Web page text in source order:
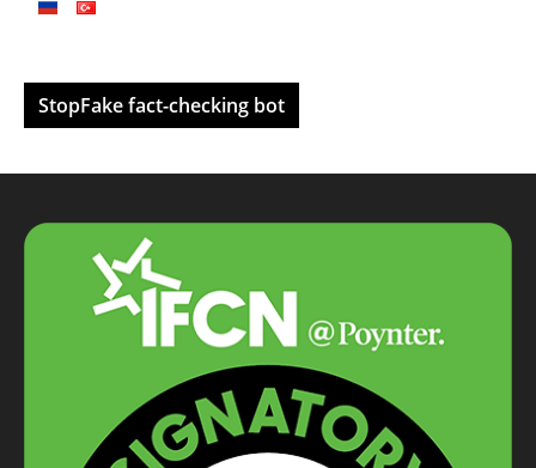
StopFake fact-checking bot